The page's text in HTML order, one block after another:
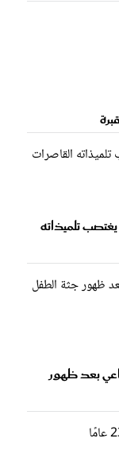
تلميذاته
بعد ظهور